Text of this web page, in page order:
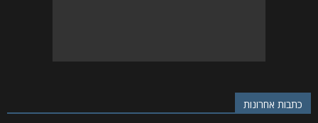
כתבות אחרונות